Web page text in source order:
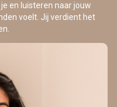
en luisteren naar jouw
voelt. Jij verdient het